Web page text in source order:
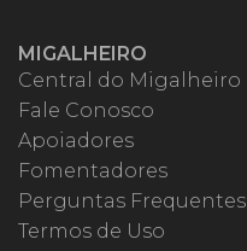
MIGALHEIRO
Central do Migalheiro
Fale Conosco
Apoiadores
Fomentadores
Perguntas Frequentes
Termos de Uso